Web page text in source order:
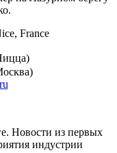
France
Новости из первых
индустрии